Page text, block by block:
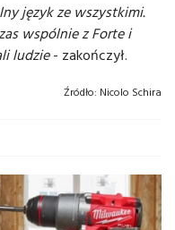
język ze wszystkimi.
wspólnie z Forte i
ludzie- zakończył.
Źródło: Nicolo Schira